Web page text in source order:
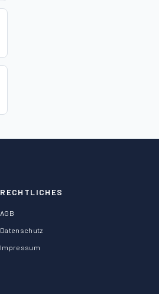
RECHTLICHES
AGB
Datenschutz
Impressum